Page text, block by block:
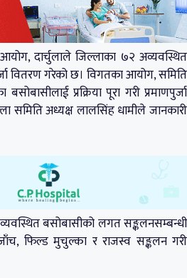
दार्चुलाले जिल्लाका ७२ अव्यवस्थित
वितरण गरेको छ। विगतका आयोग, समिति
प्रक्रिया पूरा गरी प्रमाणपुर्जा
समिति अध्यक्ष लालसिंह धामीले जानकारी
बसोबासीको लगत सङ्कलनसम्बन्धी
फिल्ड मुचुल्का र राजस्व सङ्कलन गरी